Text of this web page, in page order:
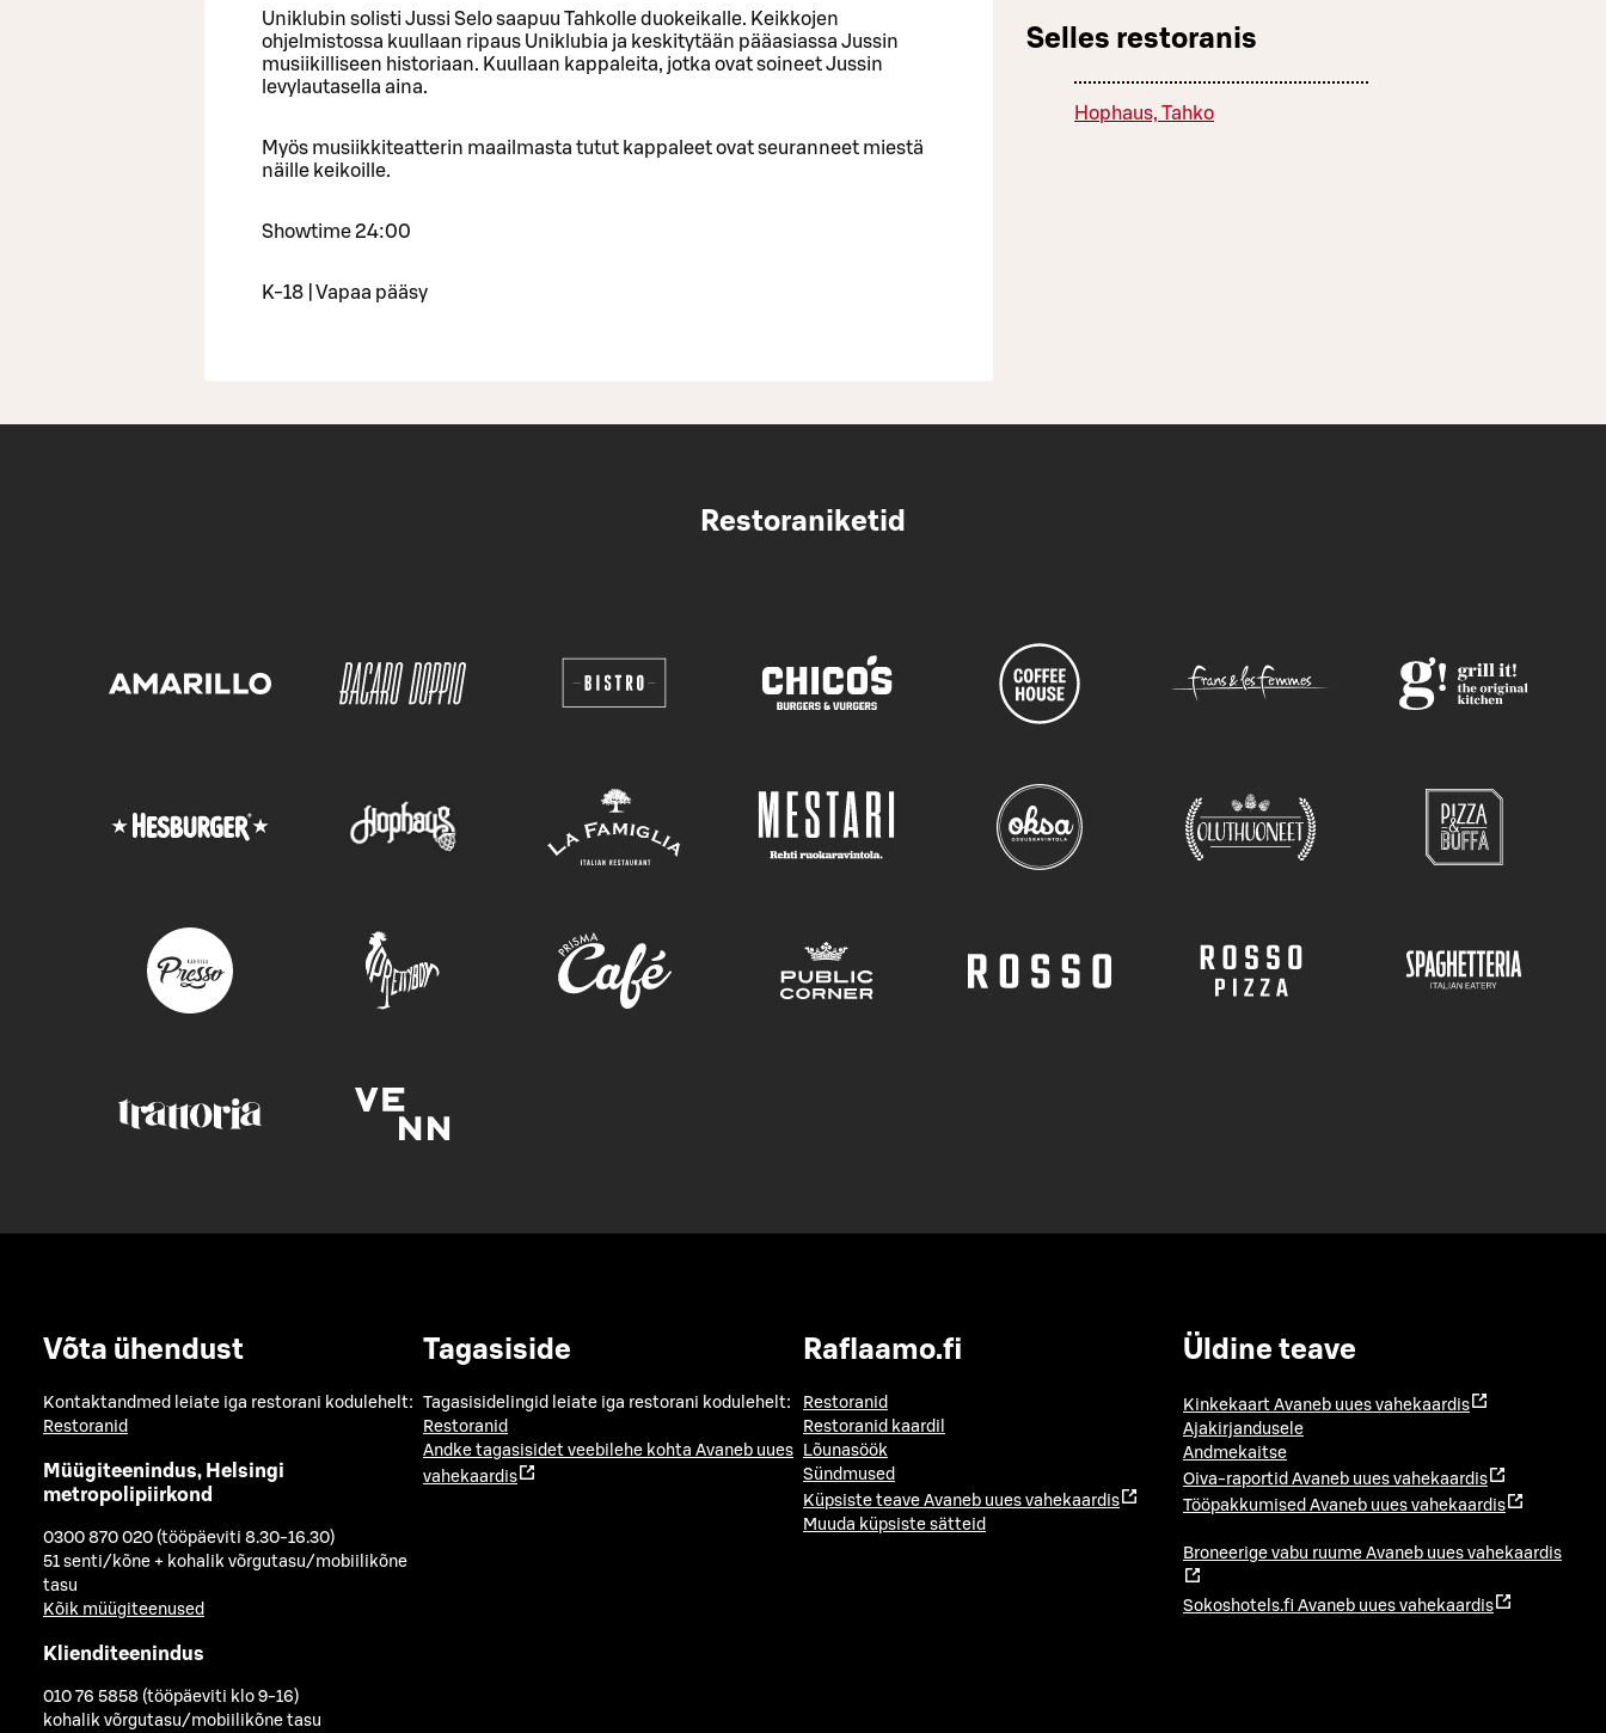
Uniklubin solisti Jussi Selo saapuu Tahkolle duokeikalle. Keikkojen
ohjelmistossa kuullaan ripaus Uniklubia ja keskitytään pääasiassa Jussin
musiikilliseen historiaan. Kuullaan kappaleita, jotka ovat soineet Jussin
levylautasella aina.
Myös musiikkiteatterin maailmasta tutut kappaleet ovat seuranneet miestä
näille keikoille.
Showtime 24:00
K-18 | Vapaa pääsy
Selles restoranis
Hophaus, Tahko
Restoraniketid
Võta ühendust
Kontaktandmed leiate iga restorani kodulehelt:
Restoranid
Müügiteenindus, Helsingi
metropolipiirkond
0300 870 020 (tööpäeviti 8.30-16.30)
51 senti/kõne + kohalik võrgutasu/mobiilikõne
tasu
Kõik müügiteenused
Klienditeenindus
010 76 5858 (tööpäeviti klo 9-16)
kohalik võrgutasu/mobiilikõne tasu
Tagasiside
Tagasisidelingid leiate iga restorani kodulehelt:
Restoranid
Andke tagasisidet veebilehe kohta Avaneb uues
vahekaardis
Raflaamo.fi
Restoranid
Restoranid kaardil
Lõunasöök
Sündmused
Küpsiste teave Avaneb uues vahekaardis
Muuda küpsiste sätteid
Üldine teave
Kinkekaart Avaneb uues vahekaardis
Ajakirjandusele
Andmekaitse
Oiva-raportid Avaneb uues vahekaardis
Tööpakkumised Avaneb uues vahekaardis
Broneerige vabu ruume Avaneb uues vahekaardis
Sokoshotels.fi Avaneb uues vahekaardis